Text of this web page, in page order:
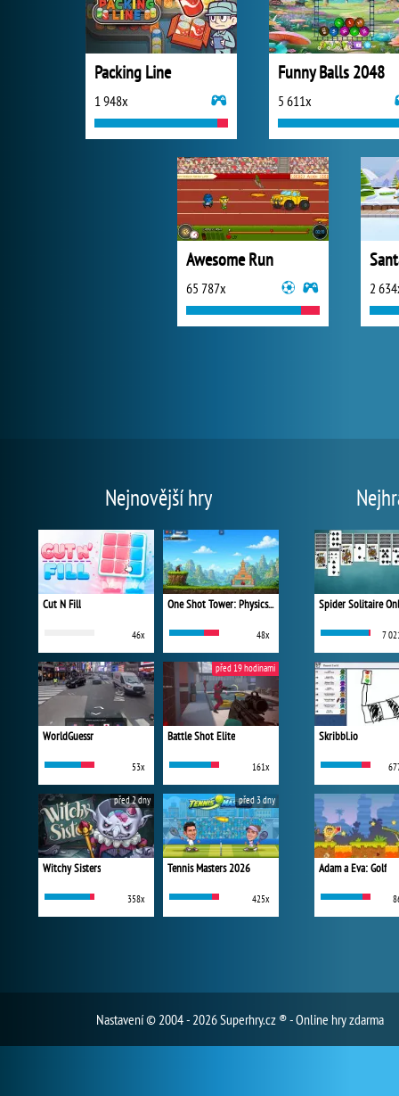
Packing Line
1 948x
Funny Balls 2048
5 611x
Awesome Run
65 787x 2
Nejnovější hry
Cut N Fill
46x
One Shot Tower: Physics Destroyer
48x
WorldGuessr
53x
Battle Shot Elite
161x
před 19 hodinami
Witchy Sisters
358x
před 2 dny
Tennis Masters 2026
425x
před 3 dny
Spider Solitaire
7
Skribbl.io
Adam a Eva: Golf
Nastavení© 2004 - 2026 Superhry.cz ® - Online hry zdarma